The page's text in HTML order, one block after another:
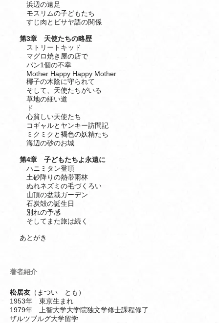
浜辺の遠足
モスリムの子どもたち
すじ肉とビサヤ語の関係
第3章 天使たちの略歴
ストリートキッド
マグロ焼き屋の店で
パン1個の不幸
Mother Happy Happy Mother
椰子の木陰に守られて
そして、天使たちがいる
草地の細い道
ド
心貧しい天使たち
コギャルとヤンキー訪問記
ミクミクと褐色の妖精たち
海辺の砂のお城
第4章 子どもたちよ永遠に
ハニミタン登頂
土砂降りの熱帯雨林
ぬれネズミの毛づくろい
山頂の盆栽ガーデン
石炭殻の誕生日
別れの予感
そしてまた旅は続く
あとがき
著者紹介
松居友 （まつい とも）
1953年 東京生まれ
1979年 上智大学大学院独文学修士課程修了
ザルツブルグ大学留学